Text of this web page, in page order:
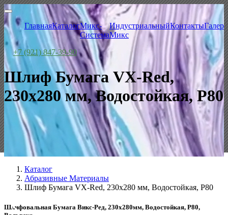
ГлавнаяКаталогМикс-
Система
Индустриальный
Микс
Контакты
+7 (921) 847-39-90
Шлиф Бумага VX-Red,
230x280 мм, Водостойкая, P80
Каталог
Абразивные Материалы
Шлиф Бумага VX-Red, 230x280 мм, Водостойкая, P80
Шлифовальная Бумага Викс-Ред, 230x280мм, Водостойкая, P80,